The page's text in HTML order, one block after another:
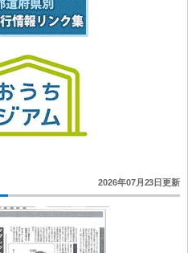
2026年07月23日更新